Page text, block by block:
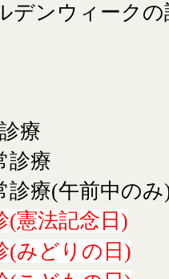
ンウィークの
療
療
療(午前中のみ
法記念日)
どりの日)